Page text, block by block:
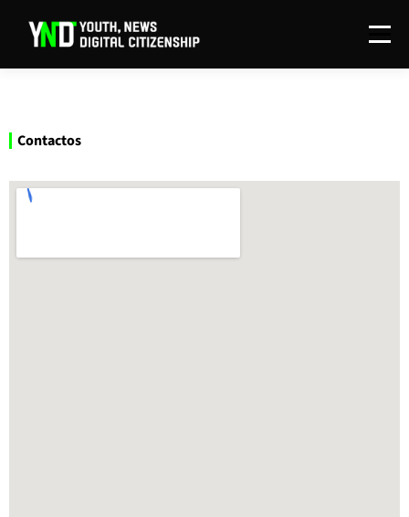
Contactos